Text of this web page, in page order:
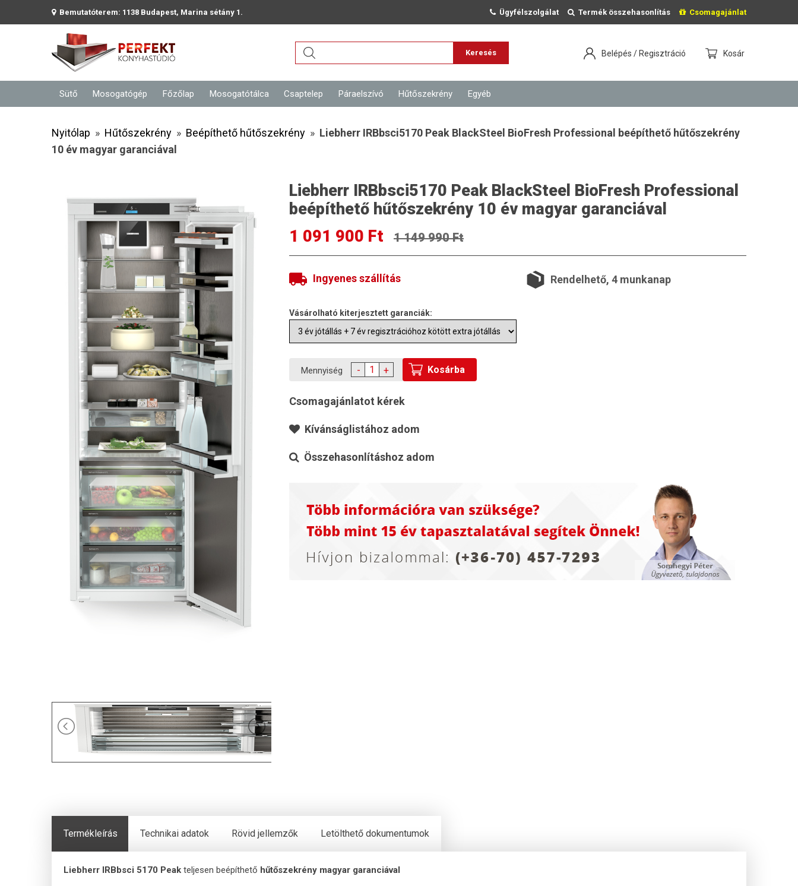
Bemutatóterem: 1138 Budapest, Marina sétány 1. Ügyfélszolgálat Termék összehasonlítás Csomagajánlat
Keresés Belépés / Regisztráció Kosár
Sütő Mosogatógép Főzőlap Mosogatótálca Csaptelep Páraelszívó Hűtőszekrény Egyéb
Nyitólap » Hűtőszekrény » Beépíthető hűtőszekrény » Liebherr IRBbsci5170 Peak BlackSteel BioFresh Professional beépíthető hűtőszekrény
10 év magyar garanciával
Liebherr IRBbsci5170 Peak BlackSteel BioFresh Professional
beépíthető hűtőszekrény 10 év magyar garanciával
1 091 900 Ft
1 149 990 Ft
Ingyenes szállítás Rendelhető, 4 munkanap
Vásárolható kiterjesztett garanciák:
Mennyiség - + Kosárba
Csomagajánlatot kérek
Kívánságlistához adom
Összehasonlításhoz adom
Termékleírás Technikai adatok Rövid jellemzők Letölthető dokumentumok
Liebherr IRBbsci 5170 Peak teljesen beépíthető hűtőszekrény magyar garanciával